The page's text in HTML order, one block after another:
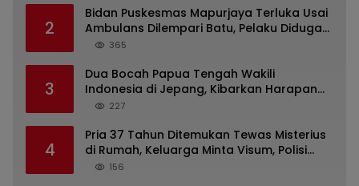
2
Bidan Puskesmas Mapurjaya Terluka Usai
Ambulans Dilempari Batu, Pelaku Diduga
Kelompok Mabuk di Jalan Poros Timika
365
3
Dua Bocah Papua Tengah Wakili
Indonesia di Jepang, Kibarkan Harapan
dari Mimika ke Panggung Dunia
227
4
Pria 37 Tahun Ditemukan Tewas Misterius
di Rumah, Keluarga Minta Visum, Polisi
Diminta Ungkap Penyebab Kematian
156